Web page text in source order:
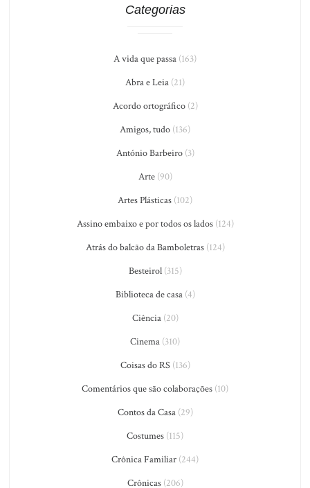
Categorias
A vida que passa (163)
Abra e Leia (21)
Acordo ortográfico(2)
Amigos, tudo (136)
António Barbeiro(3)
Arte(90)
Artes Plásticas (102)
Assino embaixo e por todos os lados(124)
Atrás do balcão da Bamboletras(124)
Besteirol(315)
Biblioteca de casa(4)
Ciência(20)
Cinema (310)
Coisas do RS(136)
Comentários que são colaborações (10)
Contos da Casa(29)
Costumes (115)
Crônica Familiar (244)
Crônicas(206)